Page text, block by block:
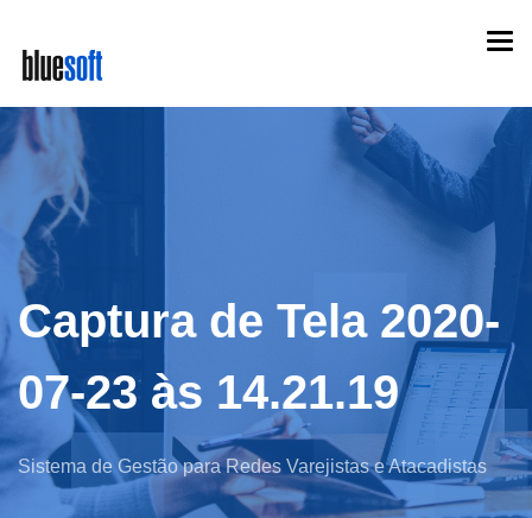
main
content
Captura de Tela 2020-
07-23 às 14.21.19
Sistema de Gestão para Redes Varejistas e Atacadistas